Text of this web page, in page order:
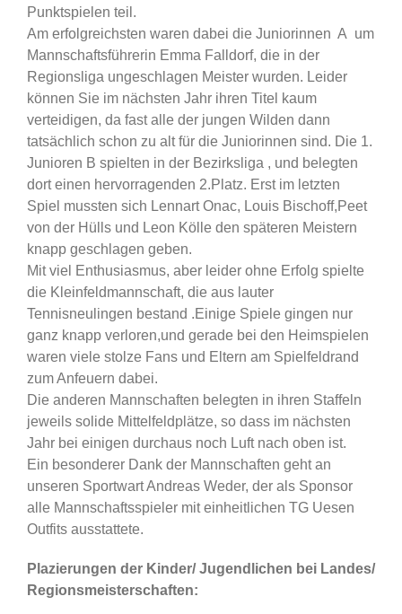
Punktspielen teil.
Am erfolgreichsten waren dabei die Juniorinnen A um
Mannschaftsführerin Emma Falldorf, die in der
Regionsliga ungeschlagen Meister wurden. Leider
können Sie im nächsten Jahr ihren Titel kaum
verteidigen, da fast alle der jungen Wilden dann
tatsächlich schon zu alt für die Juniorinnen sind. Die 1.
Junioren B spielten in der Bezirksliga , und belegten
dort einen hervorragenden 2.Platz. Erst im letzten
Spiel mussten sich Lennart Onac, Louis Bischoff,Peet
von der Hülls und Leon Kölle den späteren Meistern
knapp geschlagen geben.
Mit viel Enthusiasmus, aber leider ohne Erfolg spielte
die Kleinfeldmannschaft, die aus lauter
Tennisneulingen bestand .Einige Spiele gingen nur
ganz knapp verloren,und gerade bei den Heimspielen
waren viele stolze Fans und Eltern am Spielfeldrand
zum Anfeuern dabei.
Die anderen Mannschaften belegten in ihren Staffeln
jeweils solide Mittelfeldplätze, so dass im nächsten
Jahr bei einigen durchaus noch Luft nach oben ist.
Ein besonderer Dank der Mannschaften geht an
unseren Sportwart Andreas Weder, der als Sponsor
alle Mannschaftsspieler mit einheitlichen TG Uesen
Outfits ausstattete.
Plazierungen der Kinder/ Jugendlichen bei Landes/
Regionsmeisterschaften: